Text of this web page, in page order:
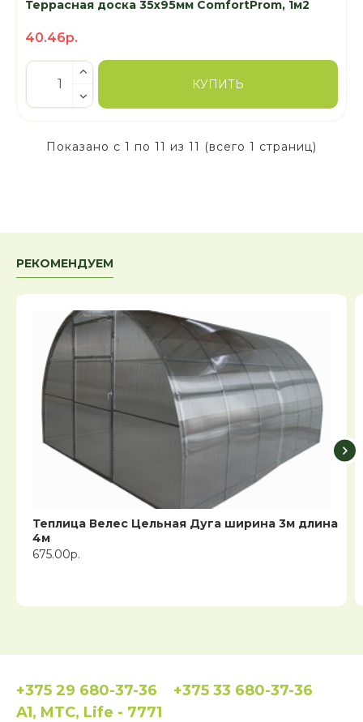
Террасная доска 35х95мм ComfortProm, 1м2
40.46р.
КУПИТЬ
Показано с 1 по 11 из 11 (всего 1 страниц)
РЕКОМЕНДУЕМ
Теплица Велес Цельная Дуга ширина 3м длина
4м
675.00р.
+375 29 680-37-36
+375 33 680-37-36
A1, MTC, Life - 7771